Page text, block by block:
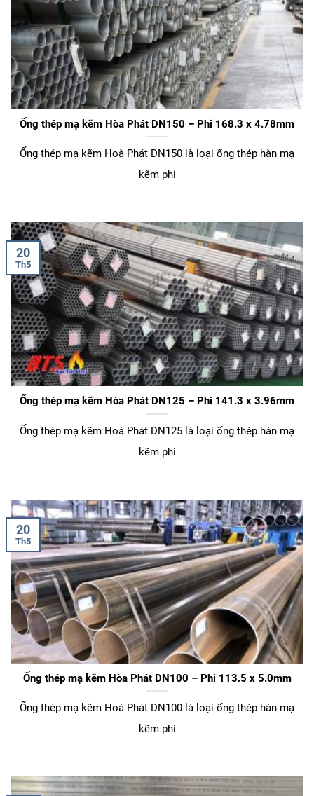
Ống thép mạ kẽm Hòa Phát DN150 – Phi 168.3 x 4.78mm
Ống thép mạ kẽm Hoà Phát DN150 là loại ống thép hàn mạ
kẽm phi
Ống thép mạ kẽm Hòa Phát DN125 – Phi 141.3 x 3.96mm
Ống thép mạ kẽm Hoà Phát DN125 là loại ống thép hàn mạ
kẽm phi
20
Th5
Ống thép mạ kẽm Hòa Phát DN100 – Phi 113.5 x 5.0mm
Ống thép mạ kẽm Hoà Phát DN100 là loại ống thép hàn mạ
kẽm phi
20
Th5